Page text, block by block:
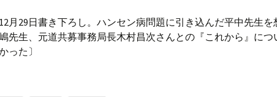
12月29日書き下ろし。ハンセン病問題に引き込んだ平中先生
先生、元道共募事務局長木村昌次さんとの『これから』につ
った〕